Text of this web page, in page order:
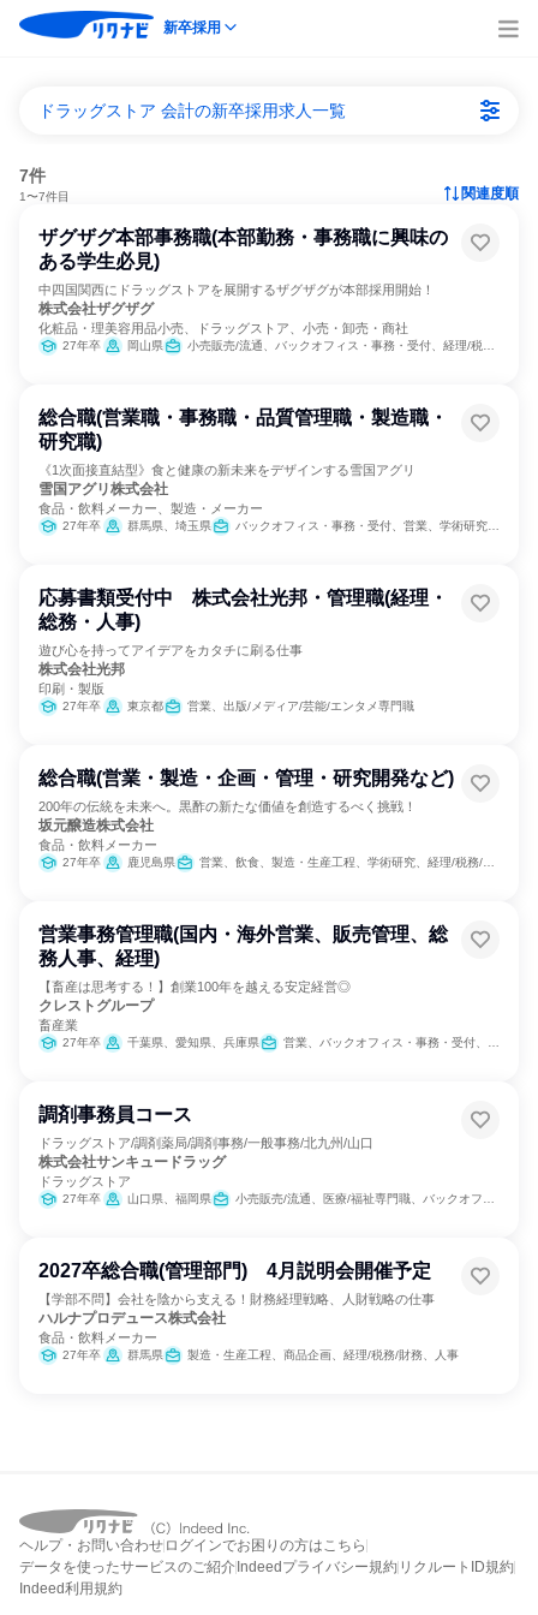
新卒採用
ドラッグストア 会計の新卒採用求人一覧
7件
1〜7件目 関連度順
ザグザグ本部事務職(本部勤務・事務職に興味の
ある学生必見)
中四国関西にドラッグストアを展開するザグザグが本部採用開始！
株式会社ザグザグ
化粧品・理美容用品小売、ドラッグストア、小売・卸売・商社
27年卒 岡山県 小売販売/流通、バックオフィス・事務・受付、経理/税務/財務、総務、広報/IR
総合職(営業職・事務職・品質管理職・製造職・
研究職)
《1次面接直結型》食と健康の新未来をデザインする雪国アグリ
雪国アグリ株式会社
食品・飲料メーカー、製造・メーカー
27年卒 群馬県、埼玉県 バックオフィス・事務・受付、営業、学術研究、製造・生産工程
応募書類受付中 株式会社光邦・管理職(経理・
総務・人事)
遊び心を持ってアイデアをカタチに刷る仕事
株式会社光邦
印刷・製版
27年卒 東京都 営業、出版/メディア/芸能/エンタメ専門職
総合職(営業・製造・企画・管理・研究開発など)
200年の伝統を未来へ。黒酢の新たな価値を創造するべく挑戦！
坂元醸造株式会社
食品・飲料メーカー
27年卒 鹿児島県 営業、飲食、製造・生産工程、学術研究、経理/税務/財務、人事、総務、法務/知財、広報/IR、商品企画
営業事務管理職(国内・海外営業、販売管理、総
務人事、経理)
【畜産は思考する！】創業100年を越える安定経営◎
クレストグループ
畜産業
27年卒 千葉県、愛知県、兵庫県 営業、バックオフィス・事務・受付、SCM/生産管理/購買/物流、経理/税務/財務
調剤事務員コース
ドラッグストア/調剤薬局/調剤事務/一般事務/北九州/山口
株式会社サンキュードラッグ
ドラッグストア
27年卒 山口県、福岡県 小売販売/流通、医療/福祉専門職、バックオフィス・事務・受付
2027卒総合職(管理部門) 4月説明会開催予定
【学部不問】会社を陰から支える！財務経理戦略、人財戦略の仕事
ハルナプロデュース株式会社
食品・飲料メーカー
27年卒 群馬県 製造・生産工程、商品企画、経理/税務/財務、人事
ヘルプ・お問い合わせ ログインでお困りの方はこちら
データを使ったサービスのご紹介 Indeedプライバシー規約 リクルートID規約
Indeed利用規約